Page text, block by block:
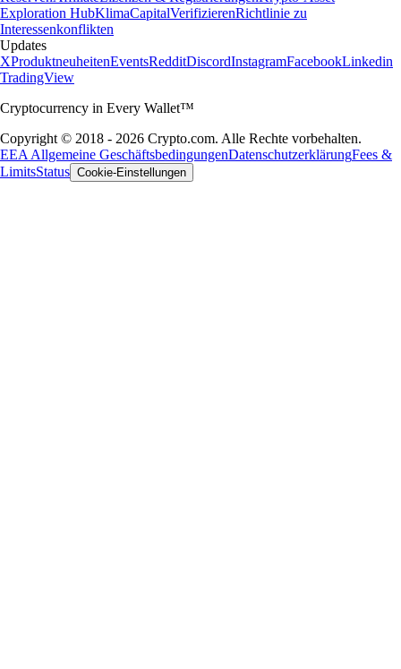
Exploration HubKlimaCapitalVerifizierenRichtlinie zu
Interessenkonflikten
Updates
XProduktneuheitenEventsRedditDiscordInstagramFacebookLinkedin
TradingView
Cryptocurrency in Every Wallet™
Copyright © 2018 - 2026 Crypto.com. Alle Rechte vorbehalten.
EEA Allgemeine GeschäftsbedingungenDatenschutzerklärungFees &
LimitsStatus Cookie-Einstellungen